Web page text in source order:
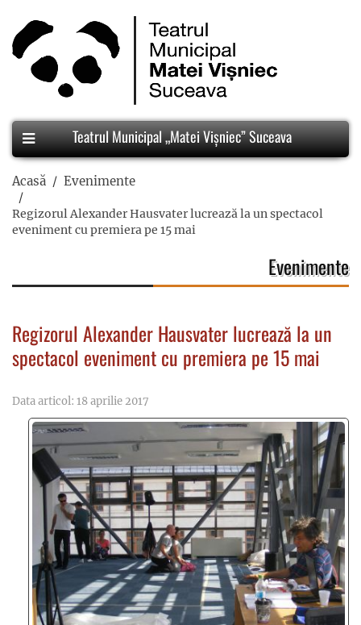
Teatrul Municipal „Matei Vișniec” Suceava
Acasă Evenimente
Regizorul Alexander Hausvater lucrează la un spectacol
eveniment cu premiera pe 15 mai
Evenimente
Regizorul Alexander Hausvater lucrează la un
spectacol eveniment cu premiera pe 15 mai
Data articol: 18 aprilie 2017